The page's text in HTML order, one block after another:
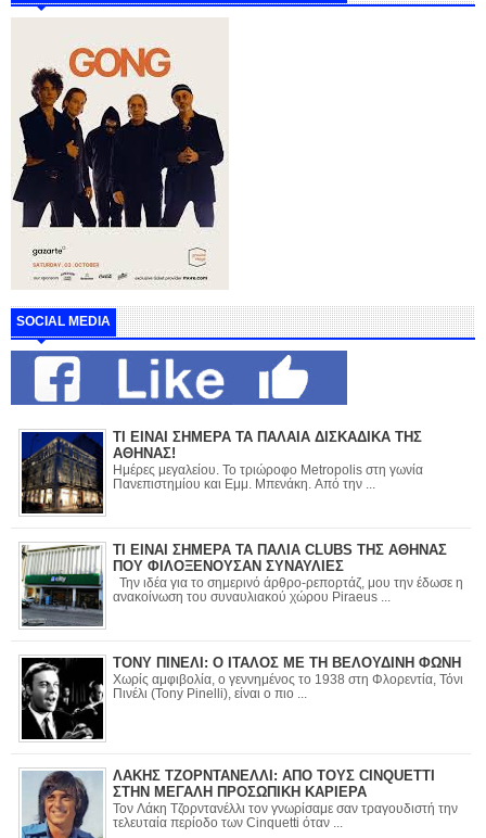
SOCIAL MEDIA
ΤΙ ΕΙΝΑΙ ΣΗΜΕΡΑ ΤΑ ΠΑΛΑΙΑ ΔΙΣΚΑΔΙΚΑ ΤΗΣ
ΑΘΗΝΑΣ!
Ημέρες μεγαλείου. Το τριώροφο Metropolis στη γωνία
Πανεπιστημίου και Εμμ. Μπενάκη. Από την ...
ΤΙ ΕΙΝΑΙ ΣΗΜΕΡΑ ΤΑ ΠΑΛΙΑ CLUBS ΤΗΣ ΑΘΗΝΑΣ
ΠΟΥ ΦΙΛΟΞΕΝΟΥΣΑΝ ΣΥΝΑΥΛΙΕΣ
Την ιδέα για το σημερινό άρθρο-ρεπορτάζ, μου την έδωσε η
ανακοίνωση του συναυλιακού χώρου Piraeus ...
ΤΟΝΥ ΠΙΝΕΛΙ: Ο ΙΤΑΛΟΣ ΜΕ ΤΗ ΒΕΛΟΥΔΙΝΗ ΦΩΝΗ
Χωρίς αμφιβολία, ο γεννημένος το 1938 στη Φλορεντία, Τόνι
Πινέλι (Tony Pinelli), είναι ο πιο ...
ΛΑΚΗΣ ΤΖΟΡΝΤΑΝΕΛΛΙ: ΑΠΟ ΤΟΥΣ CINQUETTI
ΣΤΗΝ ΜΕΓΑΛΗ ΠΡΟΣΩΠΙΚΗ ΚΑΡΙΕΡΑ
Τον Λάκη Τζορντανέλλι τον γνωρίσαμε σαν τραγουδιστή την
τελευταία περίοδο των Cinquetti όταν ...